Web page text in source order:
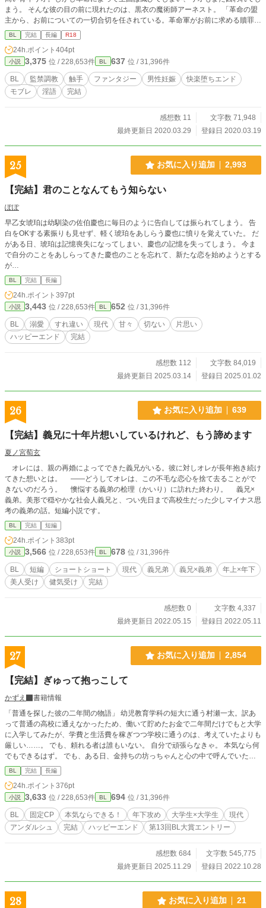
まう。 そんな彼の目の前に現れたのは、黒衣の魔術師アーネスト。 「革命の盟
主から、お前についての一切合切を任されている。革命軍がお前に求める贖罪
は……『妊娠』だ」 そして、長い雌化調教の日々が始まった。 ※1日2回更新 ※
ほぼ全編エロ ※タグ欄に入りきらなかった特殊プレイ→拘束(分娩台、X字磔、
宙吊りなど)、スパンキング(パドル、ハンド)、乳首開発、睡眠姦、ドスケベ衣
装、近親相姦など
BL 完結 長編 R18
24h.ポイント 404pt
小説 3,375 位 / 228,653件 BL 637 位 / 31,396件
BL 監禁調教 触手 ファンタジー 男性妊娠
快楽堕ちエンド
モブレ
淫語 完結
感想数 11
文字数 71,948
最終更新日 2020.03.29
登録日 2020.03.19
25 お気に入り追加 2,993
【完結】君のことなんてもう知らない
ぽぽ
早乙女琥珀は幼馴染の佐伯慶也に毎日のように告白しては振られてしまう。 告
白をOKする素振りも見せず、軽く琥珀をあしらう慶也に憤りを覚えていた。 だ
がある日、琥珀は記憶喪失になってしまい、慶也の記憶を失ってしまう。 今ま
で自分のことをあしらってきた慶也のことを忘れて、新たな恋を始めようとする
が…
BL 完結 長編
24h.ポイント 397pt
小説 3,443 位 / 228,653件 BL 652 位 / 31,396件
BL 溺愛 すれ違い 現代 甘々 切ない
片思い
ハッピーエンド
完結
感想数 112
文字数 84,019
最終更新日 2025.03.14
登録日 2025.01.02
26 お気に入り追加 639
【完結】義兄に十年片想いしているけれど、もう諦めます
夏ノ宮萄玄
オレには、親の再婚によってできた義兄がいる。彼に対しオレが長年抱き続け
てきた想いとは。 ――どうしてオレは、この不毛な恋心を捨て去ることがで
きないのだろう。 懊悩する義弟の桧理（かいり）に訪れた終わり。 義兄×
義弟。美形で穏やかな社会人義兄と、つい先日まで高校生だった少しマイナス思
考の義弟の話。短編小説です。
BL 完結 短編
24h.ポイント 383pt
小説 3,566 位 / 228,653件 BL 678 位 / 31,396件
BL 短編 ショートショート 現代 義兄弟 義兄×義弟
年上×年下
美人受け
健気受け 完結
感想数 0
文字数 4,337
最終更新日 2022.05.15
登録日 2022.05.11
27 お気に入り追加 2,854
【完結】ぎゅって抱っこして
かずえ
書籍情報
「普通を探した彼の二年間の物語」 幼児教育学科の短大に通う村瀬一太。訳あ
って普通の高校に通えなかったため、働いて貯めたお金で二年間だけでもと大学
に入学してみたが、学費と生活費を稼ぎつつ学校に通うのは、考えていたよりも
厳しい……。 でも、頼れる者は誰もいない。 自分で頑張らなきゃ。 本気なら何
でもできるはず。 でも、ある日、金持ちの坊っちゃんと心の中で呼んでいた松
島晃に苦手なピアノの課題で助けてもらってから、どうにも自分の心がコントロ
ールできなくなって……。
BL 完結 長編
24h.ポイント 376pt
小説 3,633 位 / 228,653件 BL 694 位 / 31,396件
BL 固定CP 本気ならできる！ 年下攻め 大学生×大学生
現代
アンダルシュ
完結 ハッピーエンド 第13回BL大賞エントリー
感想数 684
文字数 545,775
最終更新日 2025.11.29
登録日 2022.10.28
28 お気に入り追加 21